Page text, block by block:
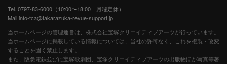
Tel. 0797-83-6000（10:00〜18:00 月曜定休）
Mail info-tca@takarazuka-revue-support.jp
当ホームページの管理運営は、株式会社宝塚クリエイティブアーツが行っています。
当ホームページに掲載している情報については、当社の許可なく、これを複製・改変
することを固く禁止します。
また、阪急電鉄並びに宝塚歌劇団、宝塚クリエイティブアーツの出版物ほか写真等著